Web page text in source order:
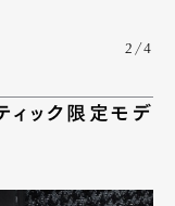
2/4
ィック限定モデ